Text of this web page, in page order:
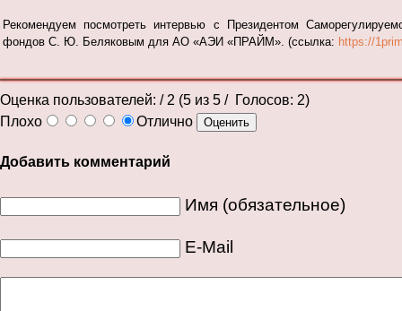
Рекомендуем посмотреть интервью с Президентом
фондов С. Ю. Беляковым для АО «АЭИ «ПРАЙМ». (ссылка: https://
Оценка пользователей: / 2 (5 из 5 / Голосов: 2)
Плохо
Отлично
Добавить комментарий
Имя (обязательное)
E-Mail